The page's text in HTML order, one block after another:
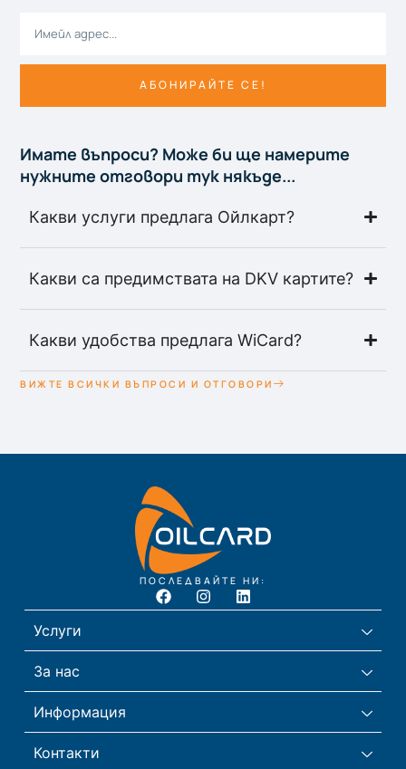
АБОНИРАЙТЕ СЕ!
Имате въпроси? Може би ще намерите
нужните отговори тук някъде...
Какви услуги предлага Ойлкарт?
Какви са предимствата на DKV картите?
Какви удобства предлага WiCard?
ВИЖТЕ ВСИЧКИ ВЪПРОСИ И ОТГОВОРИ
ПОСЛЕДВАЙТЕ НИ:
Услуги
За нас
Информация
Контакти